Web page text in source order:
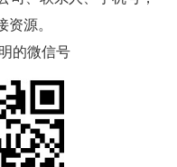
资源。
的微信号